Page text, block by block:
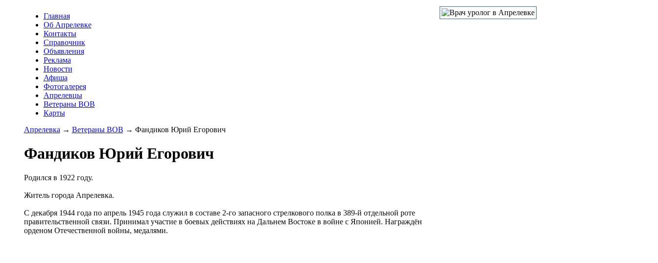
Главная
Об Апрелевке
Контакты
Справочник
Объявления
Реклама
Новости
Афиша
Фотогалерея
Апрелевцы
Ветераны ВОВ
Карты
Апрелевка → Ветераны ВОВ → Фандиков Юрий Егорович
Фандиков Юрий Егорович
Родился в 1922 году.
Житель города Апрелевка.
С декабря 1944 года по апрель 1945 года служил в составе 2-го запасного стрелкового полка в 389-й отдельной роте
правительственной связи. Принимал участие в боевых действиях на Дальнем Востоке в войне с Японией. Награждён
орденом Отечественной войны, медалями.